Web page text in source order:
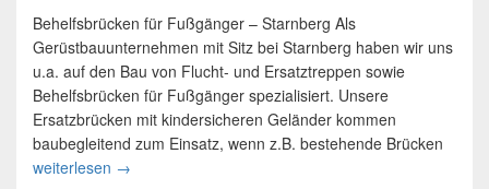
Behelfsbrücken für Fußgänger – Starnberg Als
Gerüstbauunternehmen mit Sitz bei Starnberg haben wir uns
u.a. auf den Bau von Flucht- und Ersatztreppen sowie
Behelfsbrücken für Fußgänger spezialisiert. Unsere
Ersatzbrücken mit kindersicheren Geländer kommen
baubegleitend zum Einsatz, wenn z.B. bestehende Brücken
weiterlesen Fußgängerbrücken Starnberg
→